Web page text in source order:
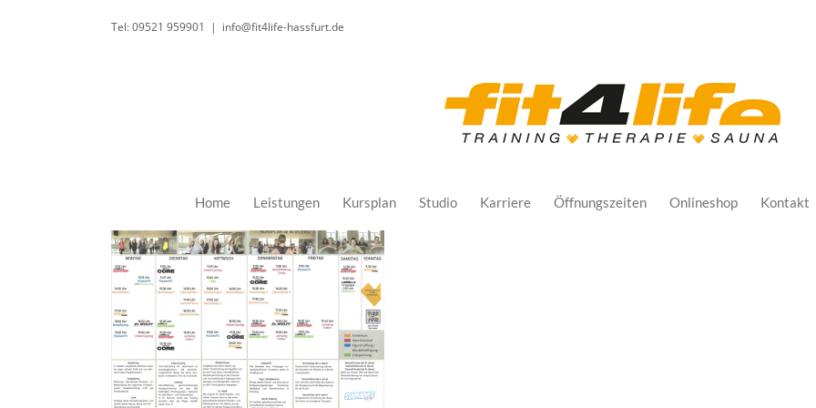
Tel: 09521 959901 | info@fit4life-hassfurt.de
Home Leistungen Kursplan Studio Karriere Öffnungszeiten Onlineshop Kontakt